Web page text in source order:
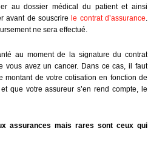
au dossier médical du patient et ainsi
avant de souscrire le contrat d’assurance.
ne sera effectué.
au moment de la signature du contrat
vous avez un cancer. Dans ce cas, il faut
montant de votre cotisation en fonction de
que votre assureur s’en rend compte, le
assurances mais rares sont ceux qui